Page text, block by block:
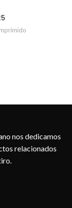
nos dedicamos
relacionados